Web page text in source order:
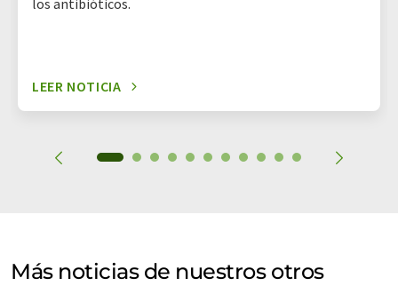
los antibióticos.
LEER NOTICIA
Más noticias de nuestros otros